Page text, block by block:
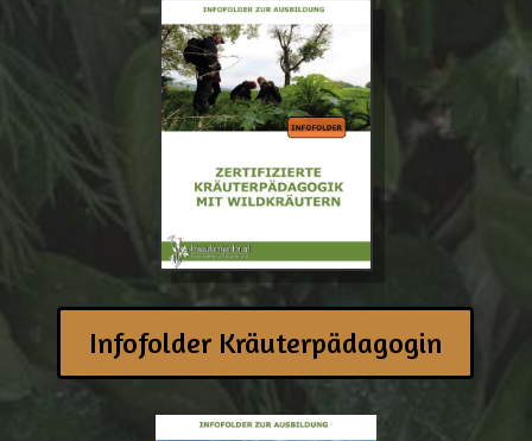
Infofolder Kräuterpädagogin